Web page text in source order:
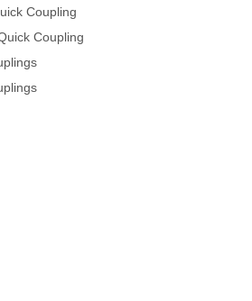
Coupling
Coupling